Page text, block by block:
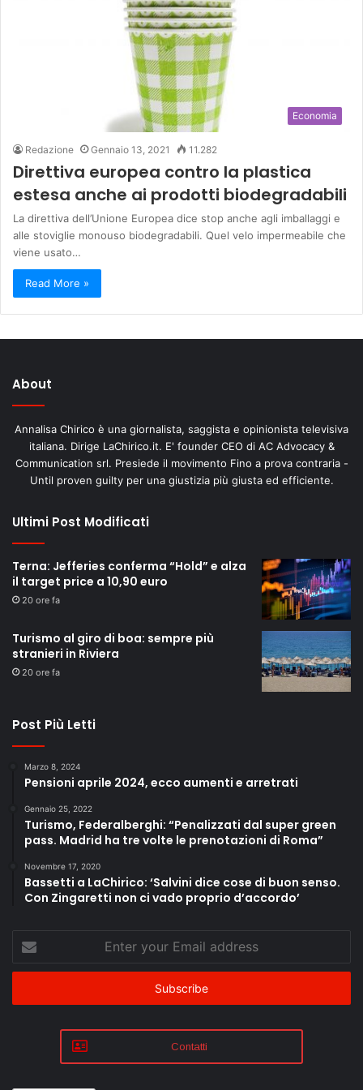
Economia
Redazione Gennaio 13, 2021 11.282
Direttiva europea contro la plastica
estesa anche ai prodotti biodegradabili
La direttiva dell’Unione Europea dice stop anche agli imballaggi e
alle stoviglie monouso biodegradabili. Quel velo impermeabile che
viene usato…
Read More »
About
Annalisa Chirico è una giornalista, saggista e opinionista televisiva
italiana. Dirige LaChirico.it. E' founder CEO di AC Advocacy &
Communication srl. Presiede il movimento Fino a prova contraria -
Until proven guilty per una giustizia più giusta ed efficiente.
Ultimi Post Modificati
Terna: Jefferies conferma “Hold” e alza
il target price a 10,90 euro
20 ore fa
Turismo al giro di boa: sempre più
stranieri in Riviera
20 ore fa
Post Più Letti
Marzo 8, 2024
Pensioni aprile 2024, ecco aumenti e arretrati
Gennaio 25, 2022
Turismo, Federalberghi: “Penalizzati dal super green
pass. Madrid ha tre volte le prenotazioni di Roma”
Novembre 17, 2020
Bassetti a LaChirico: ‘Salvini dice cose di buon senso.
Con Zingaretti non ci vado proprio d’accordo’
your
Email
Contatti